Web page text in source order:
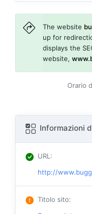
The website
up for
displays the
website,
Orario
Informazioni
URL :
http://
Titolo sito: